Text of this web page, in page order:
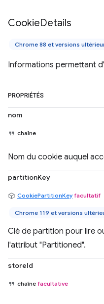
CookieDetails
Chrome 88 et versions
Informations permettant
PROPRIÉTÉS
nom
chaîne
Nom du cookie auquel
partitionKey
CookiePartitionKey facultatif
Chrome 119 et versions
Clé de partition pour lire
l'attribut "Partitioned".
storeId
chaîne facultative